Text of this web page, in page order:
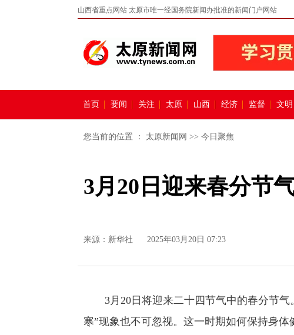
山西省重点网站 太原市唯一经国务院新闻办批准的新闻门户网站
首页 要闻 关注 太原 山西 经济 监督 文明
您当前的位置 ： 太原新闻网 >> 今日聚焦
3月20日迎来春分节
来源： 新华社 2025年03月20日 07:23
3月20日将迎来二十四节气中的春分节气
寒”现象也不可忽视。这一时期如何保持身